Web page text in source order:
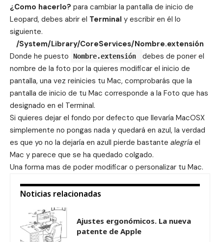
¿Como hacerlo? para cambiar la pantalla de inicio de
Leopard, debes abrir el Terminal y escribir en él lo
siguiente.
/System/Library/CoreServices/Nombre.extensión
Donde he puesto
Nombre.extensión
debes de poner el
nombre de la foto por la quieres modificar el inicio de
pantalla, una vez reinicies tu Mac, comprobarás que la
pantalla de inicio de tu Mac corresponde a la Foto que has
designado en el Terminal.
Si quieres dejar el fondo por defecto que llevaría MacOSX
simplemente no pongas nada y quedará en azul, la verdad
es que yo no la dejaría en azull pierde bastante alegría el
Mac y parece que se ha quedado colgado.
Una forma mas de poder modificar o personalizar tu Mac.
Noticias relacionadas
Ajustes ergonómicos. La nueva
patente de Apple